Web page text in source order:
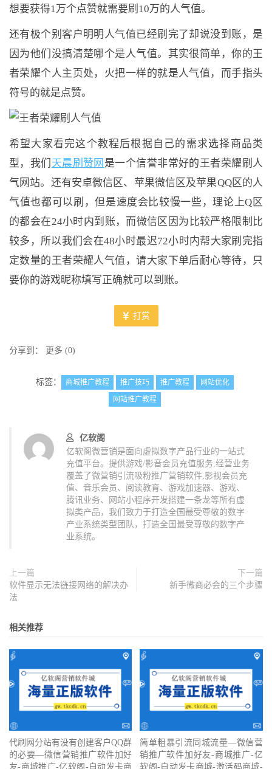
想要获得1万个点赞就需要刷10万的人气值。
还有极个别客户明明人气值已经刷完了却说没到账，是
因为他们没搞清楚哪个是人气值。其实很简单，你的王
者荣耀个人主页处，火把一样的就是人气值，而手指头
符号的就是点赞。
希望大家看完这个教程后根据自己的需求选择商品类
型，我们 天晨刷赞网 是一个信誉非常好的王者荣耀刷人
气网站。还有安卓微信区、苹果微信区及苹果QQ区的人
气值也都可以刷，但是速度会比较慢一些，理论上Q区
的都会在24小时内到账，而微信区因为比较严格限制比
较多，所以我们会在48小时最迟72小时内帮大家刷完指
定数量的王者荣耀人气值，请大家下单后耐心等待，只
要你的游戏昵称填写正确就可以到账。
打赏
分享到： 更多 (0)
标签： 商城推广教程 推广技巧 推广教程
网站优化
网站推广教程
亿软阁
亿软阁微营销是面向虚拟数字产品行业的一站式
充值平台。提供游戏/影音会员充值服务,经营业务
覆盖了微营销引流吸粉推广营销软件,影视会员充
值、音乐会员、阅读教育、游戏加速器、游戏、
腾讯业务、网站小程序开发搭建一条龙等所有虚
拟类产品，我们致力于打造全国最受尊敬的数字
产业系统类型团队，打造全国最受尊敬的数字产
业系统。
上一篇
软件显示无法链接网络的解决办
法
下一篇
新手微商必会的三个步骤
相关推荐
代刷网分站有没有创建客户QQ群
的必要—微信营销推广软件加好
友-商城推广-亿软阁-自动发卡商
简单粗暴引流同城流量—微信营
销推广软件加好友-商城推广-亿
软阁-自动发卡商城-激活码商城-